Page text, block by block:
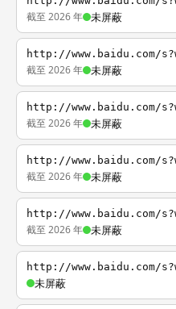
截至 2026 年 未屏蔽
http://www.baidu.com/
截至 2026 年 未屏蔽
http://www.baidu.com/
截至 2026 年 未屏蔽
http://www.baidu.com/
截至 2026 年 未屏蔽
http://www.baidu.com/
截至 2026 年 未屏蔽
http://www.baidu.com/
未屏蔽